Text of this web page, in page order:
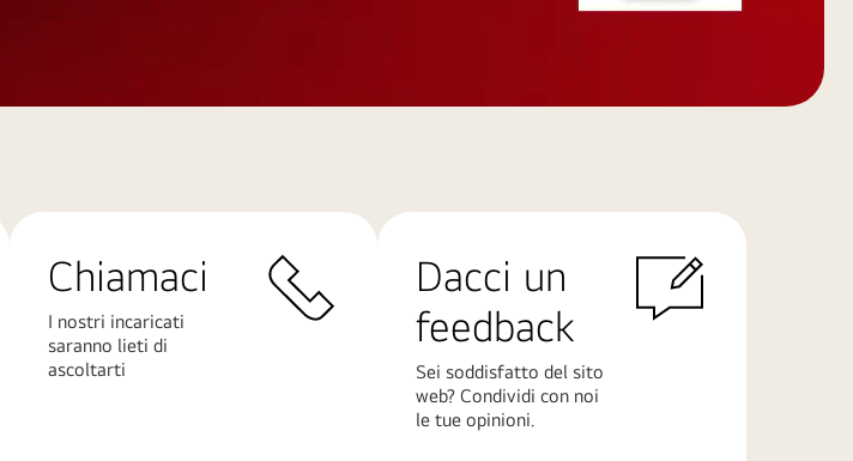
Chiamaci
I nostri incaricati
saranno lieti di
ascoltarti
Dacci un
feedback
Sei soddisfatto del sito
web? Condividi con noi
le tue opinioni.